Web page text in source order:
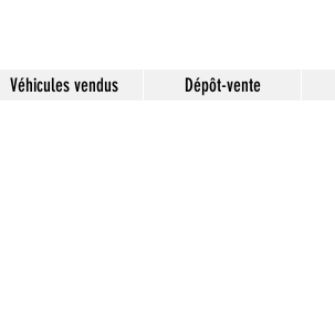
Véhicules vendus Dépôt-vente